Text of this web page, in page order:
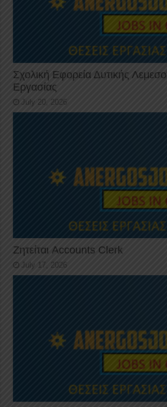
Σχολική Εφορεία Δυτικής
Εργασίας
July 20, 2026
Ζητείται Accounts Clerk
July 17, 2026